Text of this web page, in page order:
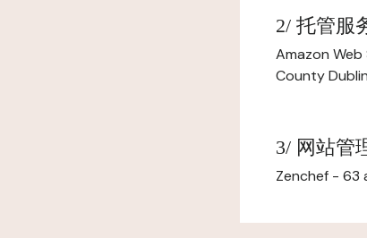
2/ 托管服
Amazon Web
County
3/ 网站管
Zenchef - 63